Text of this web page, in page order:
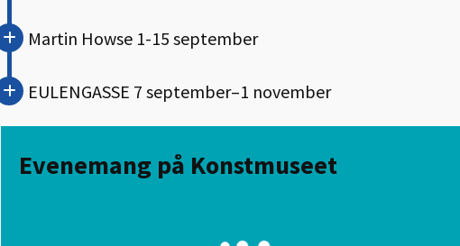
Martin Howse 1-15 september
EULENGASSE 7 september–1 november
Evenemang på Konstmuseet